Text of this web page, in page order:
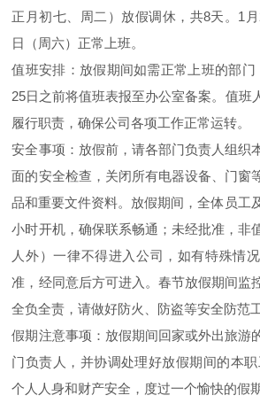
正月初七、周二）放假调休，共8天。1
日（周六）正常上班。
值班安排：放假期间如需正常上班的部门
25日之前将值班表报至办公室备案。值班
履行职责，确保公司各项工作正常运转。
安全事项：放假前，请各部门负责人组织
面的安全检查，关闭所有电器设备、门窗
品和重要文件资料。放假期间，全体员工
小时开机，确保联系畅通；未经批准，非
人外）一律不得进入公司，如有特殊情
准，经同意后方可进入。春节放假期间监
全负全责，请做好防火、防盗等安全防范工
假期注意事项：放假期间回家或外出旅游
门负责人，并协调处理好放假期间的本
个人人身和财产安全，度过一个愉快的假期